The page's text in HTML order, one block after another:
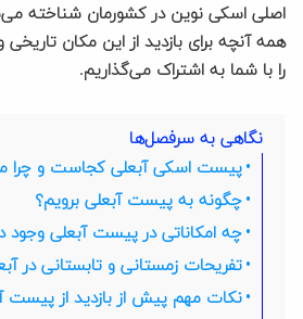
اصلی اسکی نوین در کشورمان شناخته
همه آنچه برای بازدید از این مکان تاریخی
را با شما به اشتراک می‌گذاریم.
نگاهی به سرفصل‌ها
پیست اسکی آبعلی کجاست و چرا
چگونه به پیست آبعلی برویم؟
چه امکاناتی در پیست آبعلی وجود
تفریحات زمستانی و تابستانی در
نکات مهم پیش از بازدید از پیست